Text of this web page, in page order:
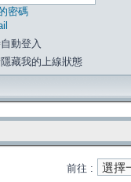
密碼
動登入
藏我的上線狀態
前往 :